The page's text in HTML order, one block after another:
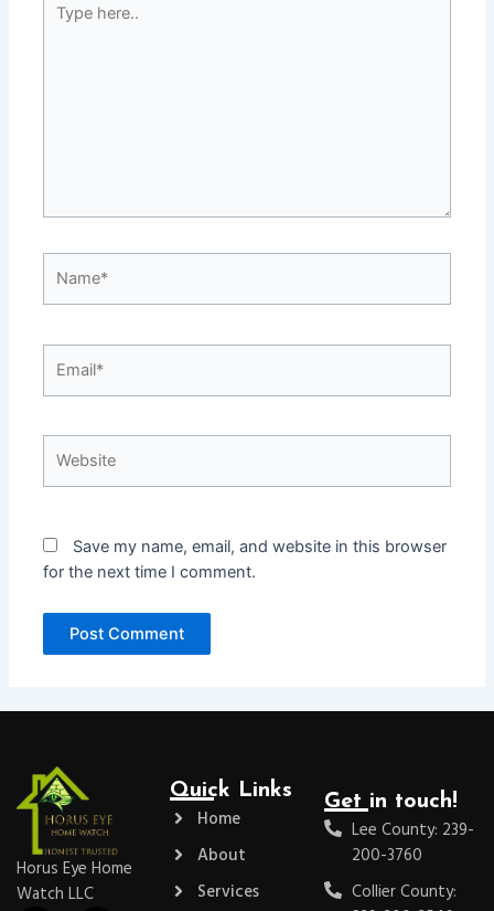
here..
Save my name, email, and website in this browser
for the next time I comment.
Horus Eye Home
Watch LLC
Quick Links
Home
About
Services
Get in touch!
Lee County: 239-
200-3760
Collier County: